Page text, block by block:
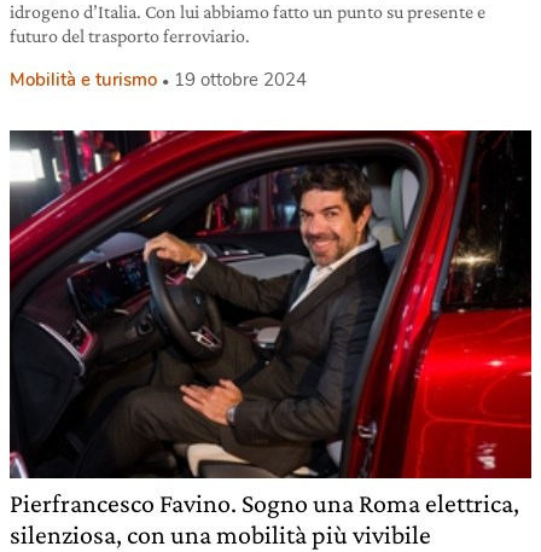
idrogeno d’Italia. Con lui abbiamo fatto un punto su presente e
futuro del trasporto ferroviario.
Mobilità e turismo 19 ottobre 2024
Pierfrancesco Favino. Sogno una Roma elettrica,
silenziosa, con una mobilità più vivibile